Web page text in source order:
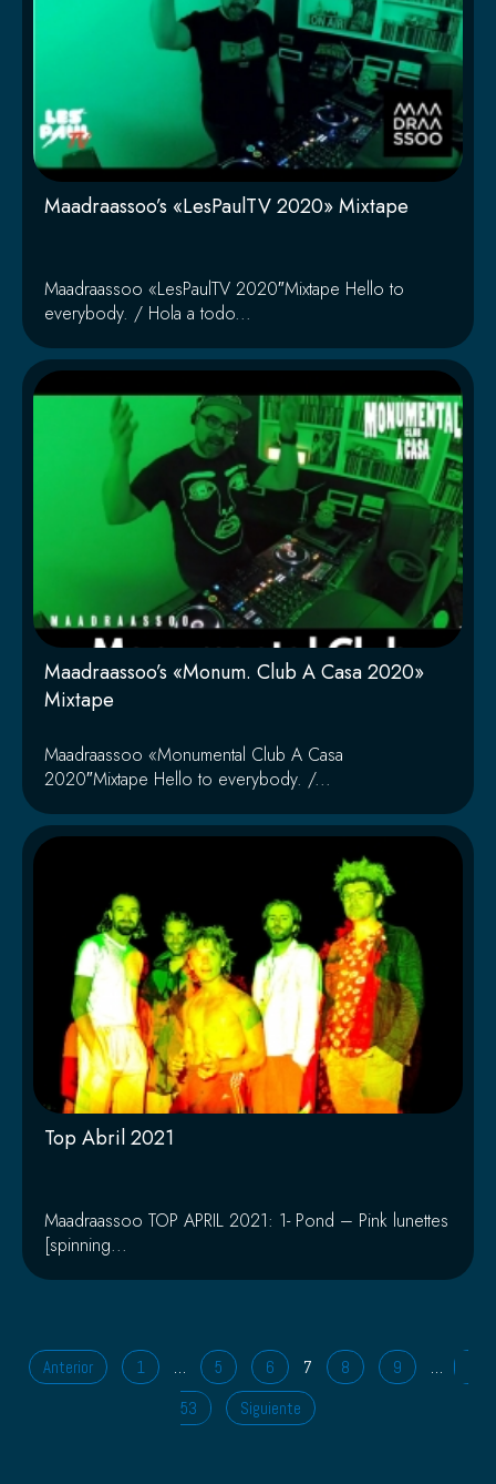
Maadraassoo’s «LesPaulTV 2020» Mixtape
Maadraassoo «LesPaulTV 2020″Mixtape Hello to
everybody. / Hola a todo...
Maadraassoo’s «Monum. Club A Casa 2020»
Mixtape
Maadraassoo «Monumental Club A Casa
2020″Mixtape Hello to everybody. /...
Top Abril 2021
Maadraassoo TOP APRIL 2021: 1- Pond – Pink lunettes
[spinning...
Anterior 1 … 5 6 7 8 9
…
53
Siguiente